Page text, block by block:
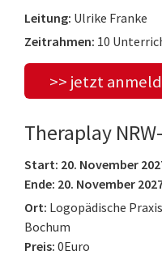
Leitung: Ulrike Franke
Zeitrahmen: 10
>> jetzt
Theraplay
Start: 20. November
Ende: 20. November
Ort: Logopädische
Bochum
Preis: 0Euro